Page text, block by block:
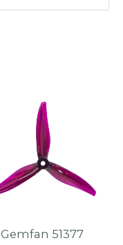
Gemfan 51377